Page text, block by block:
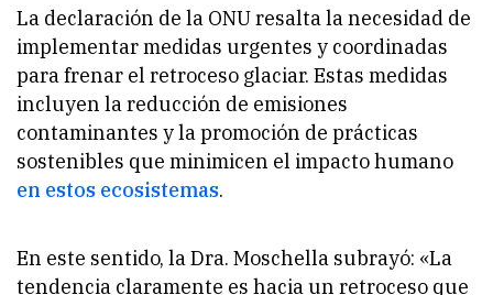
La declaración de la ONU resalta la necesidad de
implementar medidas urgentes y coordinadas
para frenar el retroceso glaciar. Estas medidas
incluyen la reducción de emisiones
contaminantes y la promoción de prácticas
sostenibles que minimicen el impacto humano
en estos ecosistemas.
En este sentido, la Dra. Moschella subrayó: «La
tendencia claramente es hacia un retroceso que